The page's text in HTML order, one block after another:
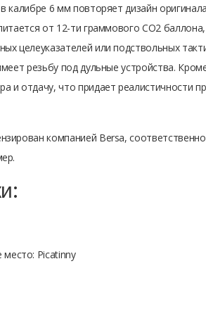
калибре 6 мм повторяет дизайн
от 12-ти граммового CO2
целеуказателей или подствольных
резьбу под дульные устройства.
и отдачу, что придает реалистичности
компанией Bersa,
Picatinny